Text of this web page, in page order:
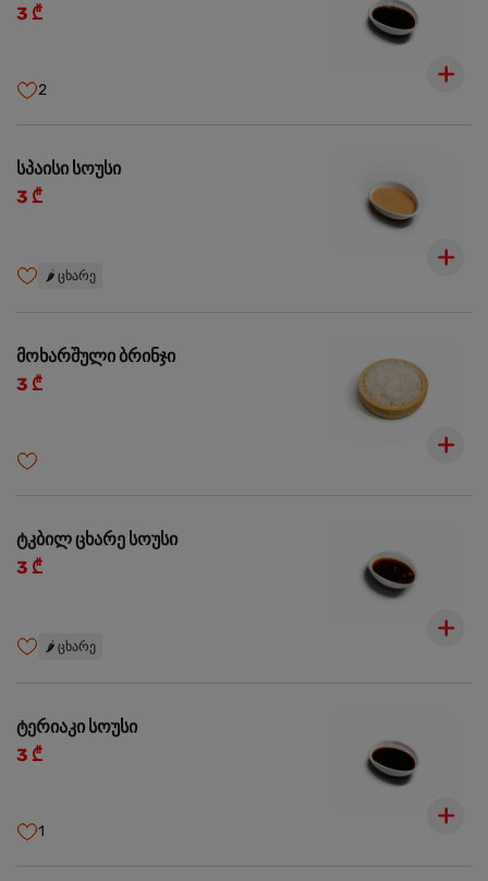
3 ₾
2
სპაისი სოუსი
3 ₾
🌶️ ცხარე
მოხარშული ბრინჯი
3 ₾
ტკბილ ცხარე სოუსი
3 ₾
🌶️ ცხარე
ტერიაკი სოუსი
3 ₾
1